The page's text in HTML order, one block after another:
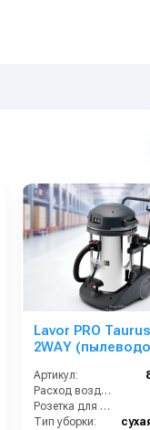
Lavor PRO
2WAY
Артикул:
Расход воздуха (л/сек):
Розетка для подключения инструмента:
Тип уборки: